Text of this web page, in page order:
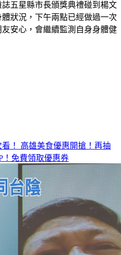
狀況，下午兩點已經做過一次
安心，會繼續監測自身身體健
！免費領取優惠券